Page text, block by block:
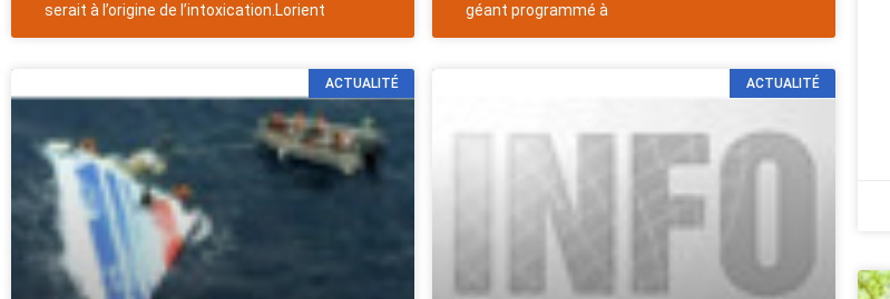
serait à l’origine de l’intoxication.Lorient
géant programmé à
ACTUALITÉ ACTUALITÉ